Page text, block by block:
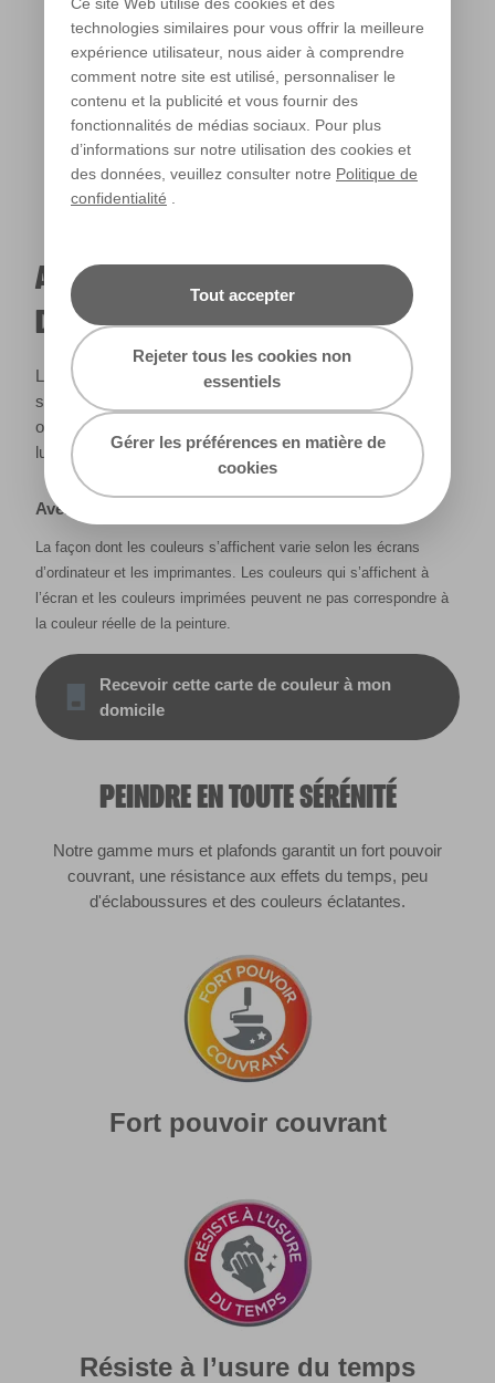
technologies similaires pour vous offrir la meilleure
expérience utilisateur, nous aider à comprendre
comment notre site est utilisé, personnaliser le
contenu et la publicité et vous fournir des
fonctionnalités de médias sociaux. Pour plus
d’informations sur notre utilisation des cookies et
des données, veuillez consulter notre Politique de
confidentialité
Tout accepter
Rejeter tous les cookies non
essentiels
Gérer les préférences en matière de
cookies
Lumière chaude
A QUOI RESSEMBLERA CETTE COULEUR
DANS VOTRE MAISON ?
La lumière naturelle et l’éclairage jouent un rôle important
sur le rendu des couleurs dans votre maison. Utilisez cet
outil pour voir le rendu de votre couleur en fonction de la
lumière.
Avertissement
La façon dont les couleurs s’affichent varie selon les écrans
d’ordinateur et les imprimantes. Les couleurs qui s’affichent à
l’écran et les couleurs imprimées peuvent ne pas correspondre à
la couleur réelle de la peinture.
Recevoir cette carte de couleur à mon
domicile
PEINDRE EN TOUTE SÉRÉNITÉ
Notre gamme murs et plafonds garantit un fort pouvoir
couvrant, une résistance aux effets du temps, peu
d'éclaboussures et des couleurs éclatantes.
Fort pouvoir couvrant
Résiste à l’usure du temps